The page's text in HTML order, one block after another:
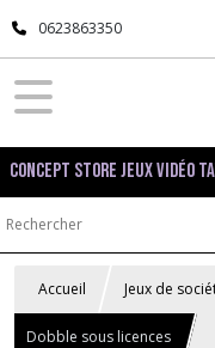
0623863350
Concept Store Jeux Vidéo
Accueil Jeux de
Dobble sous licences